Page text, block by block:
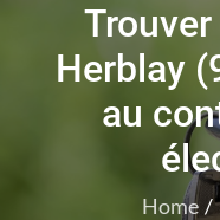
Herblay
au
Home